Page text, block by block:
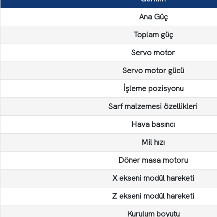
Ana Güç
Toplam güç
Servo motor
Servo motor gücü
İşleme pozisyonu
Sarf malzemesi özellikleri
Hava basıncı
Mil hızı
Döner masa motoru
X ekseni modül hareketi
Z ekseni modül hareketi
Kurulum boyutu